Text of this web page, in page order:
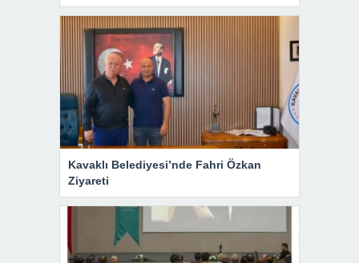
Kavaklı Belediyesi’nde Fahri Özkan
Ziyareti